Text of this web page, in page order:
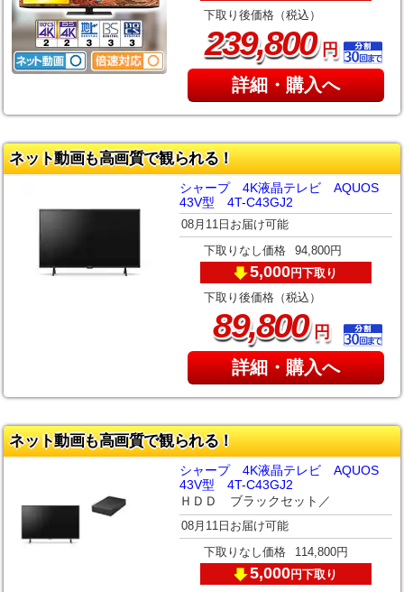
下取り後価格（税込）
239,800円
詳細・購入へ
ネット動画も高画質で観られる！
シャープ 4K液晶テレビ AQUOS
43V型 4T-C43GJ2
08月11日お届け可能
下取りなし価格 94,800円
5,000円下取り
下取り後価格（税込）
89,800円
詳細・購入へ
ネット動画も高画質で観られる！
シャープ 4K液晶テレビ AQUOS
43V型 4T-C43GJ2
ＨＤＤ ブラックセット／
08月11日お届け可能
下取りなし価格 114,800円
5,000円下取り